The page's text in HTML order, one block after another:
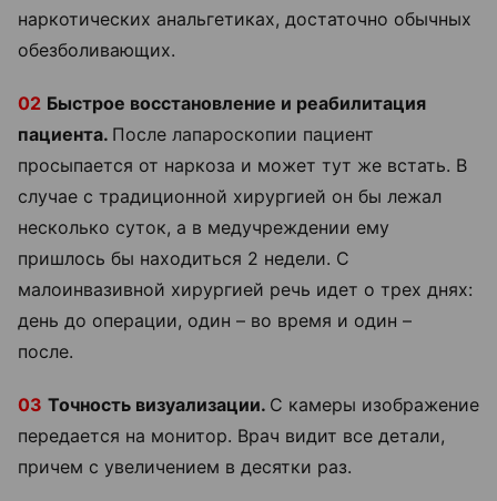
наркотических анальгетиках, достаточно обычных
обезболивающих.
02 Быстрое восстановление и реабилитация
пациента. После лапароскопии пациент
просыпается от наркоза и может тут же встать. В
случае с традиционной хирургией он бы лежал
несколько суток, а в медучреждении ему
пришлось бы находиться 2 недели. С
малоинвазивной хирургией речь идет о трех днях:
день до операции, один – во время и один –
после.
03 Точность визуализации. С камеры изображение
передается на монитор. Врач видит все детали,
причем с увеличением в десятки раз.